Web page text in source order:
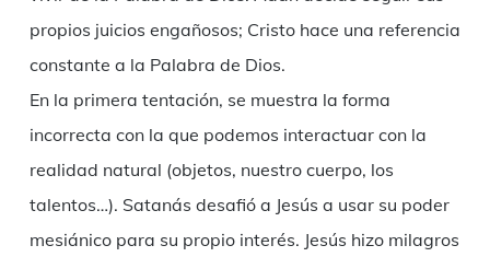
propios juicios engañosos; Cristo hace una referencia
constante a la Palabra de Dios.
En la primera tentación, se muestra la forma
incorrecta con la que podemos interactuar con la
realidad natural (objetos, nuestro cuerpo, los
talentos…). Satanás desafió a Jesús a usar su poder
mesiánico para su propio interés. Jesús hizo milagros